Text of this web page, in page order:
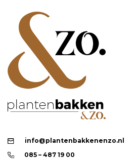
info@plantenbakkenenzo.nl
085 – 487 19 00